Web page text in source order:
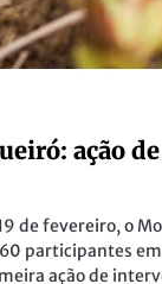
ação
de fevereiro, o
participantes
ação de